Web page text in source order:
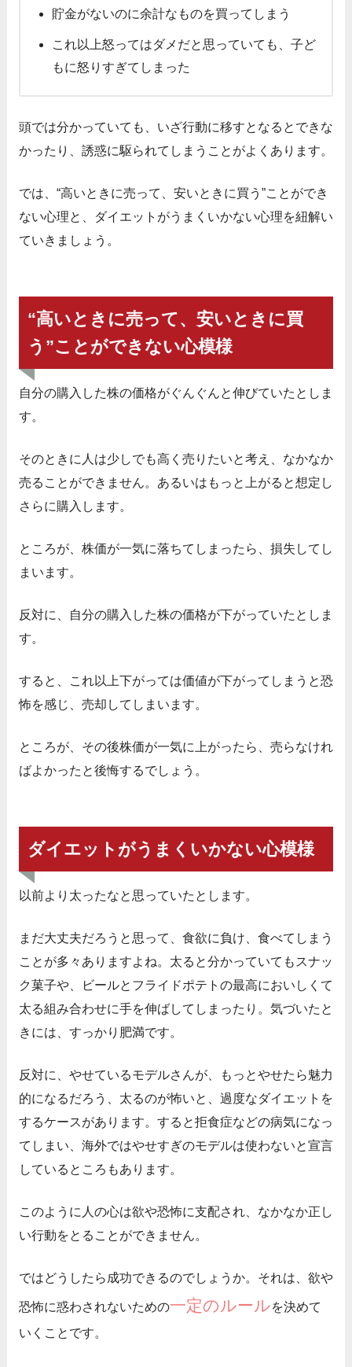
貯金がないのに余計なものを買ってしまう
これ以上怒ってはダメだと思っていても、子ど
もに怒りすぎてしまった
頭では分かっていても、いざ行動に移すとなるとできな
かったり、誘惑に駆られてしまうことがよくあります。
では、“高いときに売って、安いときに買う”ことができ
ない心理と、ダイエットがうまくいかない心理を紐解い
ていきましょう。
“高いときに売って、安いときに買
う”ことができない心模様
自分の購入した株の価格がぐんぐんと伸びていたとしま
す。
そのときに人は少しでも高く売りたいと考え、なかなか
売ることができません。あるいはもっと上がると想定し
さらに購入します。
ところが、株価が一気に落ちてしまったら、損失してし
まいます。
反対に、自分の購入した株の価格が下がっていたとしま
す。
すると、これ以上下がっては価値が下がってしまうと恐
怖を感じ、売却してしまいます。
ところが、その後株価が一気に上がったら、売らなけれ
ばよかったと後悔するでしょう。
ダイエットがうまくいかない心模様
以前より太ったなと思っていたとします。
まだ大丈夫だろうと思って、食欲に負け、食べてしまう
ことが多々ありますよね。太ると分かっていてもスナッ
ク菓子や、ビールとフライドポテトの最高においしくて
太る組み合わせに手を伸ばしてしまったり。気づいたと
きには、すっかり肥満です。
反対に、やせているモデルさんが、もっとやせたら魅力
的になるだろう、太るのが怖いと、過度なダイエットを
するケースがあります。すると拒食症などの病気になっ
てしまい、海外ではやせすぎのモデルは使わないと宣言
しているところもあります。
このように人の心は欲や恐怖に支配され、なかなか正し
い行動をとることができません。
ではどうしたら成功できるのでしょうか。それは、欲や
恐怖に惑わされないための一定のルールを決めて
いくことです。